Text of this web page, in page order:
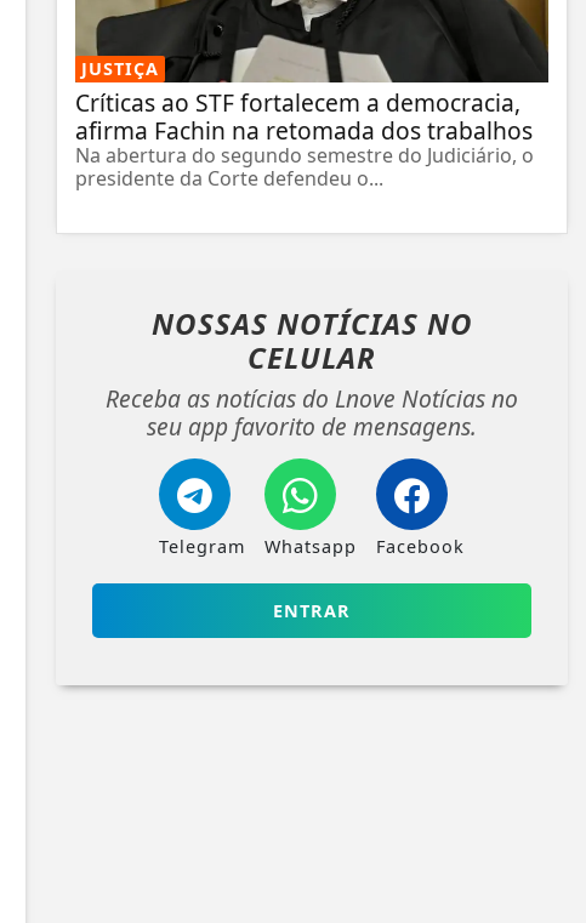
JUSTIÇA
Críticas ao STF fortalecem a democracia,
afirma Fachin na retomada dos trabalhos
Na abertura do segundo semestre do Judiciário, o
presidente da Corte defendeu o...
NOSSAS NOTÍCIAS NO
CELULAR
Receba as notícias do Lnove Notícias no
seu app favorito de mensagens.
Telegram Whatsapp Facebook
ENTRAR